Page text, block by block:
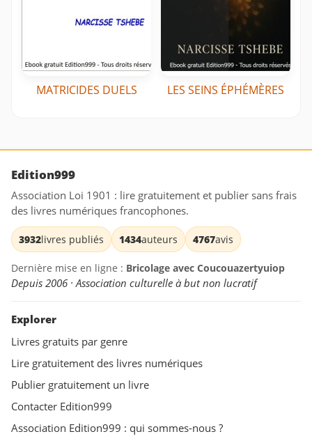
MATRICIDES DUELS LES SEINS ÉPHÉMÈRES
Edition999
Association Loi 1901 : lire gratuitement et publier sans frais
des livres numériques francophones.
3932livres publiés 1434auteurs 4767avis
Dernière mise en ligne : Bricolage avec Coucouazertyuiop
Depuis 2006 · Association culturelle à but non lucratif
Explorer
Livres gratuits par genre
Lire gratuitement des livres numériques
Publier gratuitement un livre
Contacter Edition999
Association Edition999 : qui sommes-nous ?